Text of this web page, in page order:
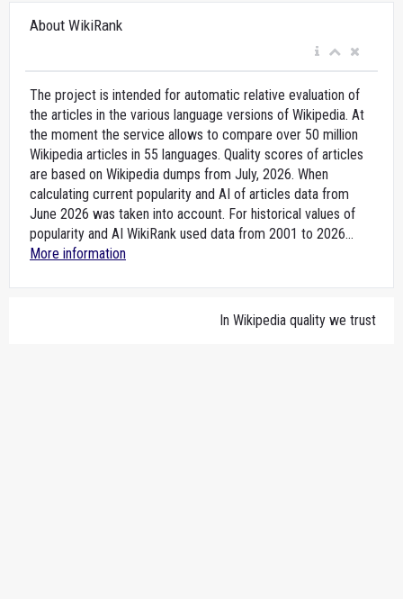
About WikiRank
The project is intended for automatic relative evaluation of
the articles in the various language versions of Wikipedia. At
the moment the service allows to compare over 50 million
Wikipedia articles in 55 languages. Quality scores of articles
are based on Wikipedia dumps from July, 2026. When
calculating current popularity and AI of articles data from
June 2026 was taken into account. For historical values of
popularity and AI WikiRank used data from 2001 to 2026...
More information
In Wikipedia quality we trust